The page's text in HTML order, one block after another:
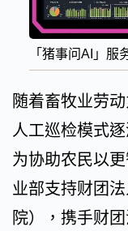
「猪事问AI」服
随着畜牧业劳
人工巡检模式
为协助农民以
业部支持财团
院），携手财